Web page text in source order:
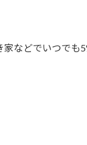
などでいつでも